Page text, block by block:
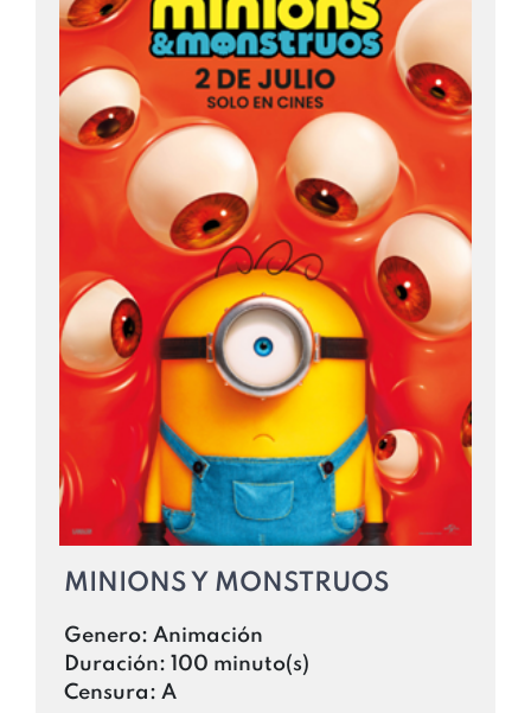
MINIONS Y MONSTRUOS
Genero: Animación
Duración: 100 minuto(s)
Censura: A